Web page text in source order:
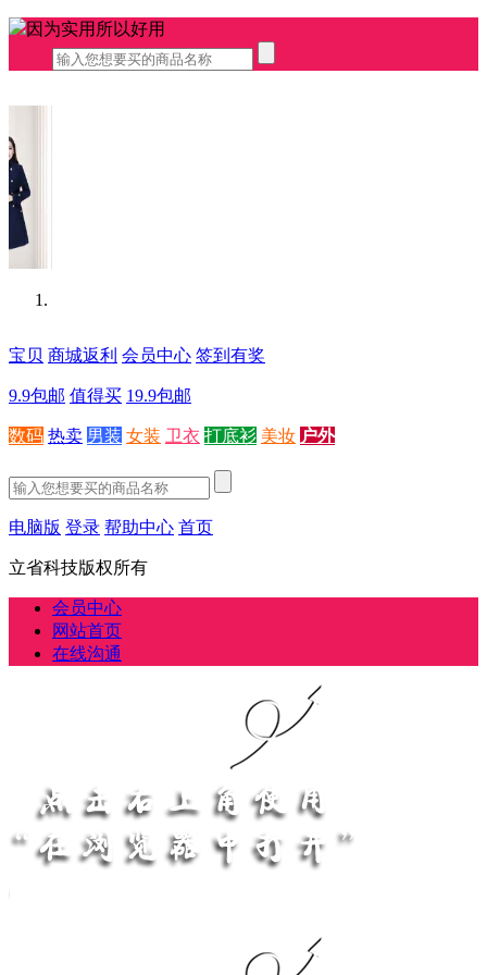
因为实用所以好用
宝贝 商城返利 会员中心 签到有奖
9.9包邮 值得买 19.9包邮
数码 热卖 男装 女装 卫衣 打底衫 美妆 户外
电脑版 登录 帮助中心 首页
立省科技版权所有
会员中心
网站首页
在线沟通